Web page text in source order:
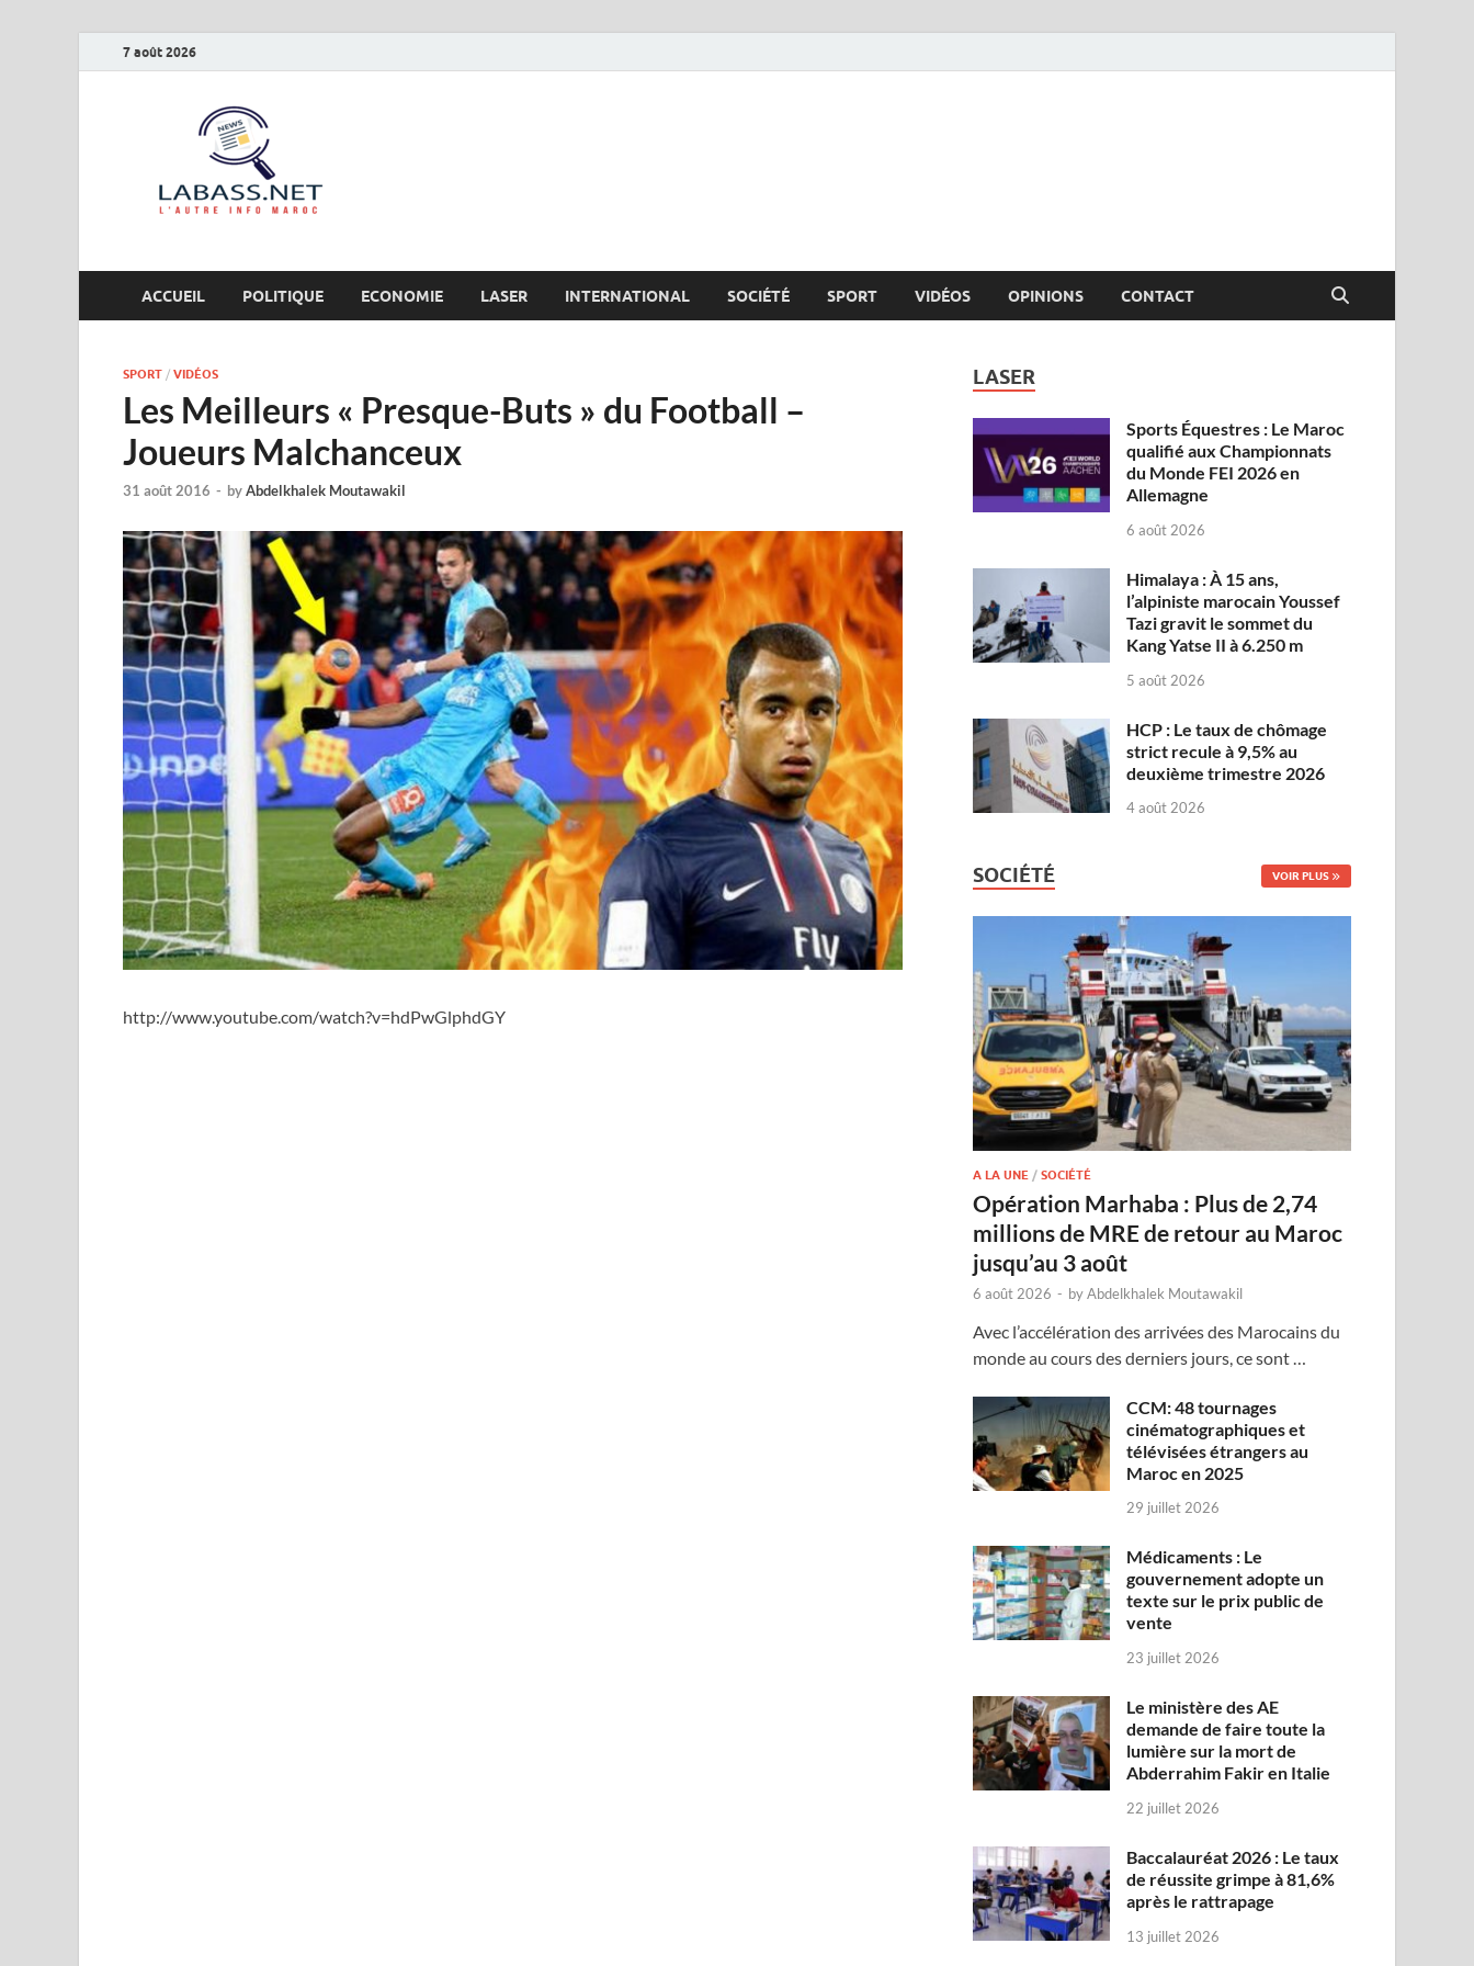
7 août 2026
ACCUEIL POLITIQUE ECONOMIE LASER INTERNATIONAL SOCIÉTÉ SPORT VIDÉOS OPINIONS CONTACT
SPORT / VIDÉOS
Les Meilleurs « Presque-Buts » du Football –
Joueurs Malchanceux
31 août 2016 - byAbdelkhalek Moutawakil
http://www.youtube.com/watch?v=hdPwGlphdGY
LASER
Sports Équestres : Le Maroc
qualifié aux Championnats
du Monde FEI 2026 en
Allemagne
6 août 2026
Himalaya : À 15 ans,
l’alpiniste marocain Youssef
Tazi gravit le sommet du
Kang Yatse II à 6.250 m
5 août 2026
HCP : Le taux de chômage
strict recule à 9,5% au
deuxième trimestre 2026
4 août 2026
SOCIÉTÉ VOIR PLUS
A LA UNE /SOCIÉTÉ
Opération Marhaba : Plus de 2,74
millions de MRE de retour au Maroc
jusqu’au 3 août
6 août 2026 - byAbdelkhalek Moutawakil
Avec l’accélération des arrivées des Marocains du
monde au cours des derniers jours, ce sont …
CCM: 48 tournages
cinématographiques et
télévisées étrangers au
Maroc en 2025
29 juillet 2026
Médicaments : Le
gouvernement adopte un
texte sur le prix public de
vente
23 juillet 2026
Le ministère des AE
demande de faire toute la
lumière sur la mort de
Abderrahim Fakir en Italie
22 juillet 2026
Baccalauréat 2026 : Le taux
de réussite grimpe à 81,6%
après le rattrapage
13 juillet 2026